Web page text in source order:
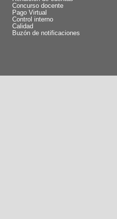
Concurso docente
Pago Virtual
Control interno
Calidad
Buzón de notificaciones